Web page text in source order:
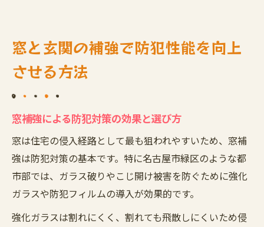
窓と玄関の補強で防犯性能を向上
させる方法
窓補強による防犯対策の効果と選び方
窓は住宅の侵入経路として最も狙われやすいため、窓補
強は防犯対策の基本です。特に名古屋市緑区のような都
市部では、ガラス破りやこじ開け被害を防ぐために強化
ガラスや防犯フィルムの導入が効果的です。
強化ガラスは割れにくく、割れても飛散しにくいため侵